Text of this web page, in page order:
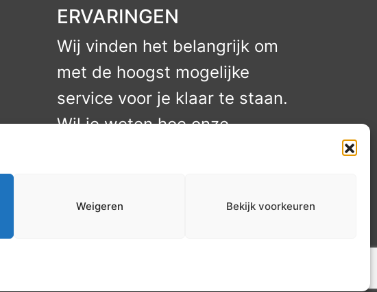
Weigeren Bekijk voorkeuren
ERVARINGEN
Wij vinden het belangrijk om
met de hoogst mogelijke
service voor je klaar te staan.
Wil je weten hoe onze